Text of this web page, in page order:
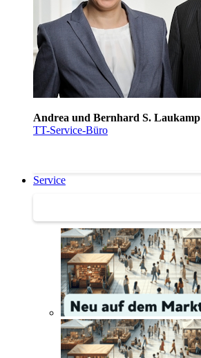
Andrea und Bernhard S. Laukamp
TT-Service-Büro
Service